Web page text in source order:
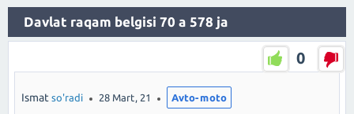
Davlat raqam belgisi 70 a 578 ja
0
Ismat so'radi 28 Mart, 21 Avto-moto